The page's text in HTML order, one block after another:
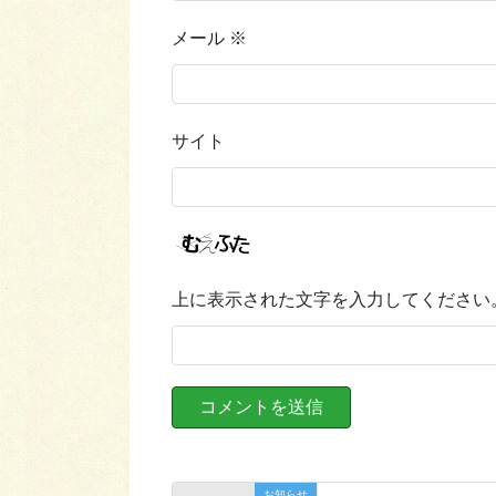
メール ※
サイト
上に表示された文字を入力してください